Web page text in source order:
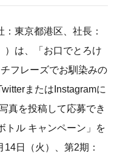
東京都港区、社長：
）は、「お口でとろけ
フレーズでお馴染みの
またはInstagramに
真を投稿して応募でき
トル キャンペーン」を
日（火）、第2期：